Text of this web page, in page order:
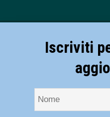
Iscriviti